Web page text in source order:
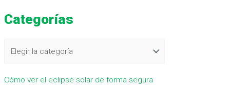
s
p
Categorías
Cómo ver el eclipse solar de forma segura